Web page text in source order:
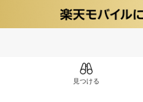
見つける